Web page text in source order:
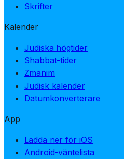
Skrifter
Kalender
Judiska högtider
Shabbat-tider
Zmanim
Judisk kalender
Datumkonverterare
App
Ladda ner för iOS
Android-väntelista